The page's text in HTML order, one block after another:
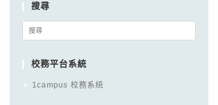
搜尋
Search
校務平台系統
1campus 校務系統